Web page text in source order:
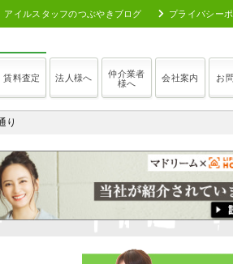
アイルスタッフのつぶやきブログ プライバシー
賃料査定 法人様へ
仲介業者
様へ
会社案内 お
り